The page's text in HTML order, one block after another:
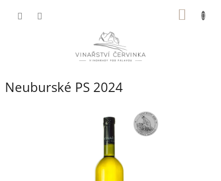
Neuburské PS 2024